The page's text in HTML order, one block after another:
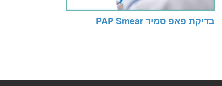
בדיקת פאפ סמיר PAP Smear